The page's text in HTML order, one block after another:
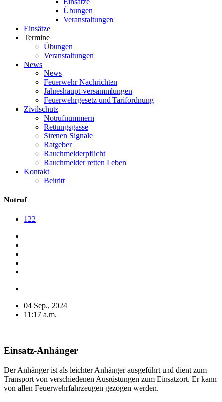
Übungen
Veranstaltungen
Einsätze
Termine
Übungen
Veranstaltungen
News
News
Feuerwehr Nachrichten
Jahreshaupt-versammlungen
Feuerwehrgesetz und Tarifordnung
Zivilschutz
Notrufnummern
Rettungsgasse
Sirenen Signale
Ratgeber
Rauchmelderpflicht
Rauchmelder retten Leben
Kontakt
Beitritt
Notruf
122
04 Sep., 2024
11:17 a.m.
Einsatz-Anhänger
Der Anhänger ist als leichter Anhänger ausgeführt und dient zum
Transport von verschiedenen Ausrüstungen zum Einsatzort. Er kann
von allen Feuerwehrfahrzeugen gezogen werden.